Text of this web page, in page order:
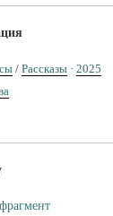
/ Рассказы · 2025